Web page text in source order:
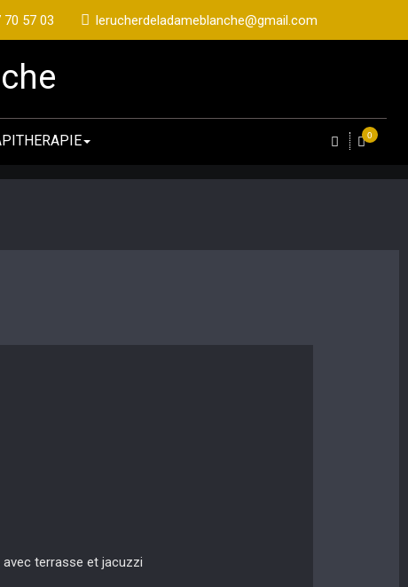
70 57 03 lerucherdeladameblanche@gmail.com
0
terrasse et jacuzzi